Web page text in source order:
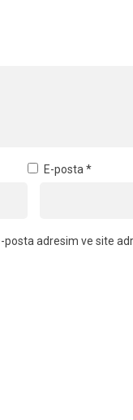
E-posta *
posta adresim ve site